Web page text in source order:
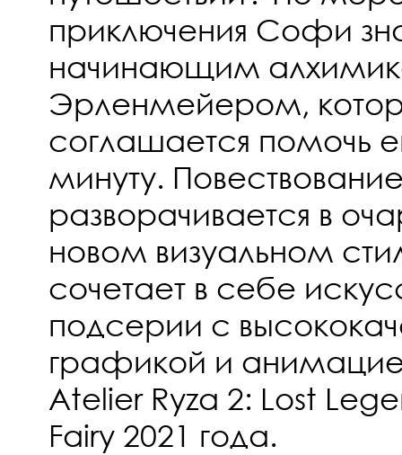
приключения Софи
начинающим
Эрленмейером,
соглашается помочь
минуту.
разворачивается в
новом визуальном
сочетает в себе
подсерии с
графикой и
Atelier Ryza 2: Lost
Fairy 2021 года.